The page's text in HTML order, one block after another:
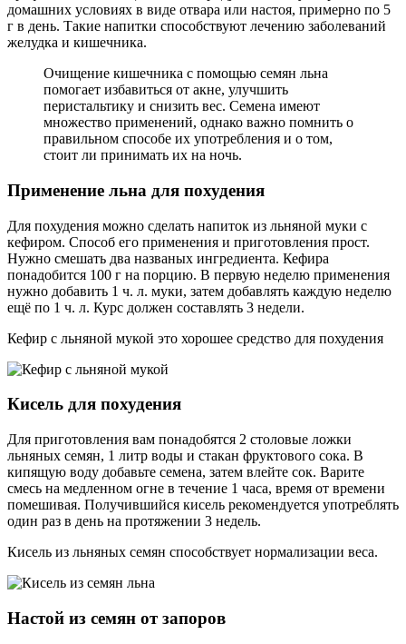
домашних условиях в виде отвара или настоя, примерно по 5
г в день. Такие напитки способствуют лечению заболеваний
желудка и кишечника.
Очищение кишечника с помощью семян льна
помогает избавиться от акне, улучшить
перистальтику и снизить вес. Семена имеют
множество применений, однако важно помнить о
правильном способе их употребления и о том,
стоит ли принимать их на ночь.
Применение льна для похудения
Для похудения можно сделать напиток из льняной муки с
кефиром. Способ его применения и приготовления прост.
Нужно смешать два названых ингредиента. Кефира
понадобится 100 г на порцию. В первую неделю применения
нужно добавить 1 ч. л. муки, затем добавлять каждую неделю
ещё по 1 ч. л. Курс должен составлять 3 недели.
Кефир с льняной мукой это хорошее средство для похудения
Кисель для похудения
Для приготовления вам понадобятся 2 столовые ложки
льняных семян, 1 литр воды и стакан фруктового сока. В
кипящую воду добавьте семена, затем влейте сок. Варите
смесь на медленном огне в течение 1 часа, время от времени
помешивая. Получившийся кисель рекомендуется употреблять
один раз в день на протяжении 3 недель.
Кисель из льняных семян способствует нормализации веса.
Настой из семян от запоров